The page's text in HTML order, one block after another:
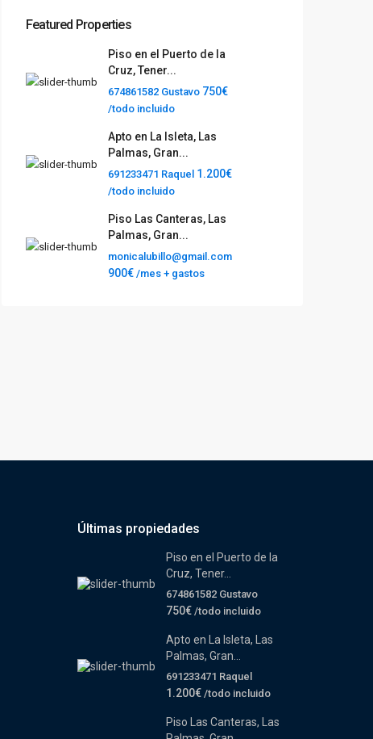
Featured Properties
Piso en el Puerto de la
Cruz, Tener...
674861582 Gustavo 750€
/todo incluido
Apto en La Isleta, Las
Palmas, Gran...
691233471 Raquel 1.200€
/todo incluido
Piso Las Canteras, Las
Palmas, Gran...
monicalubillo@gmail.com
900€ /mes + gastos
Últimas propiedades
Piso en el Puerto de la
Cruz, Tener...
674861582 Gustavo
750€ /todo incluido
Apto en La Isleta, Las
Palmas, Gran...
691233471 Raquel
1.200€ /todo incluido
Piso Las Canteras, Las